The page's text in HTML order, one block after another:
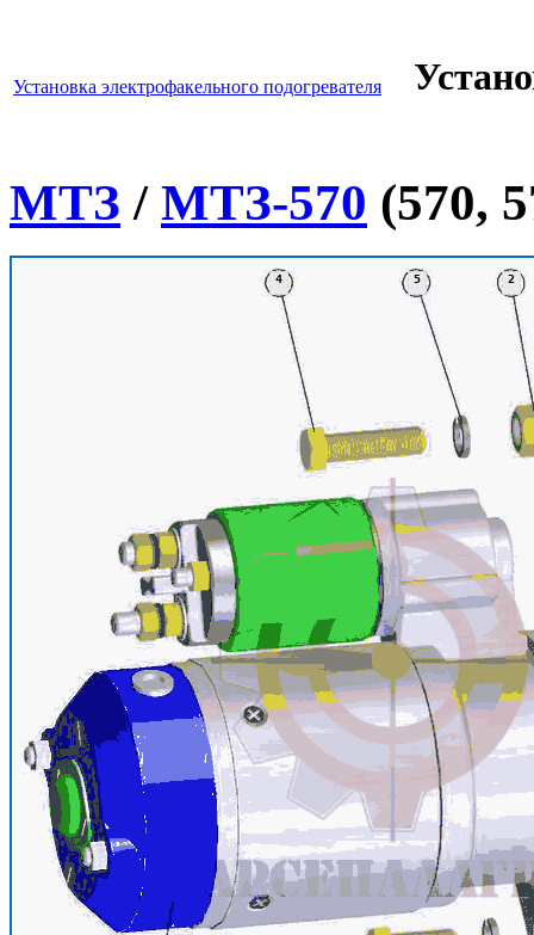
Установка электрофакельного подогревателя
МТЗ / МТЗ-570 (570,
2
4 5